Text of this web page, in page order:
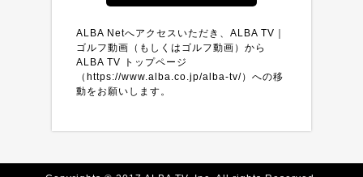
ALBA Netへアクセスいただき、ALBA TV｜
ゴルフ動画（もしくはゴルフ動画）から
ALBA TV トップページ
（https://www.alba.co.jp/alba-tv/）への移
動をお願いします。